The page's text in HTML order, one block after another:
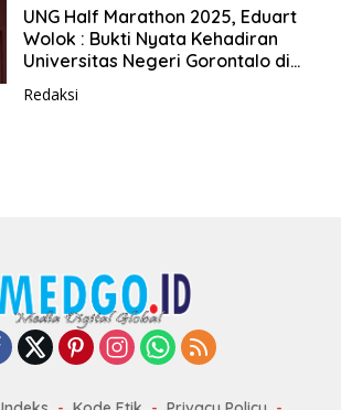
UNG Half Marathon 2025, Eduart
Wolok : Bukti Nyata Kehadiran
Universitas Negeri Gorontalo di
Redaksi